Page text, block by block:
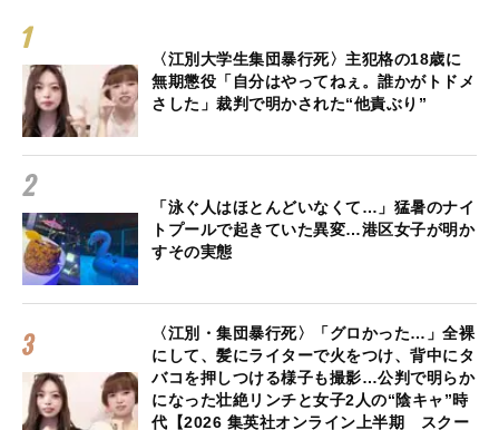
〈江別大学生集団暴行死〉主犯格の18歳に
無期懲役「自分はやってねぇ。誰かがトドメ
さした」裁判で明かされた“他責ぶり”
「泳ぐ人はほとんどいなくて…」猛暑のナイ
トプールで起きていた異変…港区女子が明か
すその実態
〈江別・集団暴行死〉「グロかった…」全裸
にして、髪にライターで火をつけ、背中にタ
バコを押しつける様子も撮影…公判で明らか
になった壮絶リンチと女子2人の“陰キャ”時
代【2026 集英社オンライン上半期 スクー